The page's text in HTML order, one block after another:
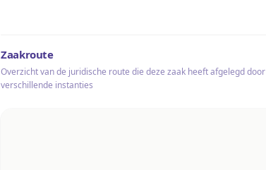
Zaakroute
Overzicht van de juridische route die deze zaak heeft afgelegd door
verschillende instanties